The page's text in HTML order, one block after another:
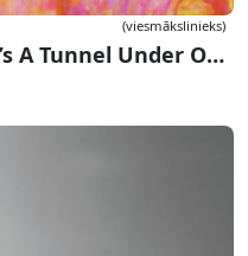
(viesmākslinieks)
Did You Know That There’s A Tunnel Under Ocean Blvd (Orange Translucent Festival Edition Vinyl)